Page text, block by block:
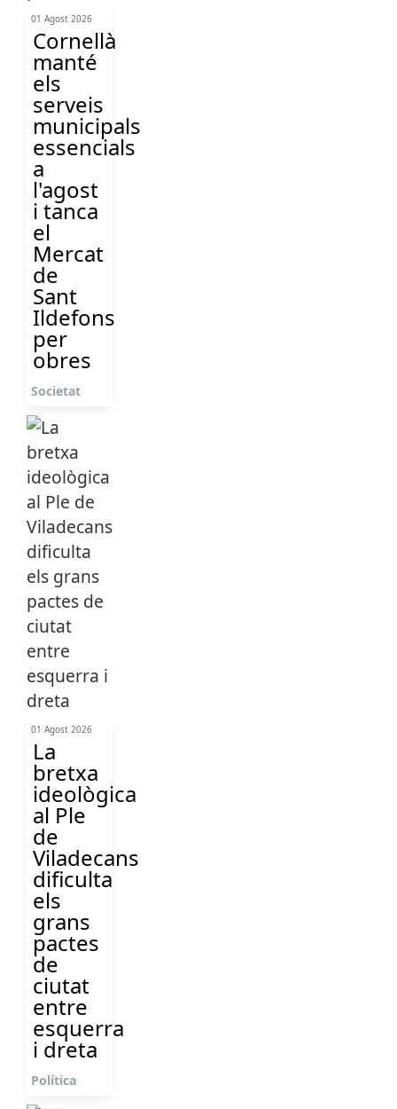
01 Agost 2026
Cornellà
manté
els
serveis
municipals
essencials
a
l'agost
i tanca
el
Mercat
de
Sant
Ildefons
per
obres
Societat
01 Agost 2026
La
bretxa
ideològica
al Ple
de
Viladecans
dificulta
els
grans
pactes
de
ciutat
entre
esquerra
i dreta
Política